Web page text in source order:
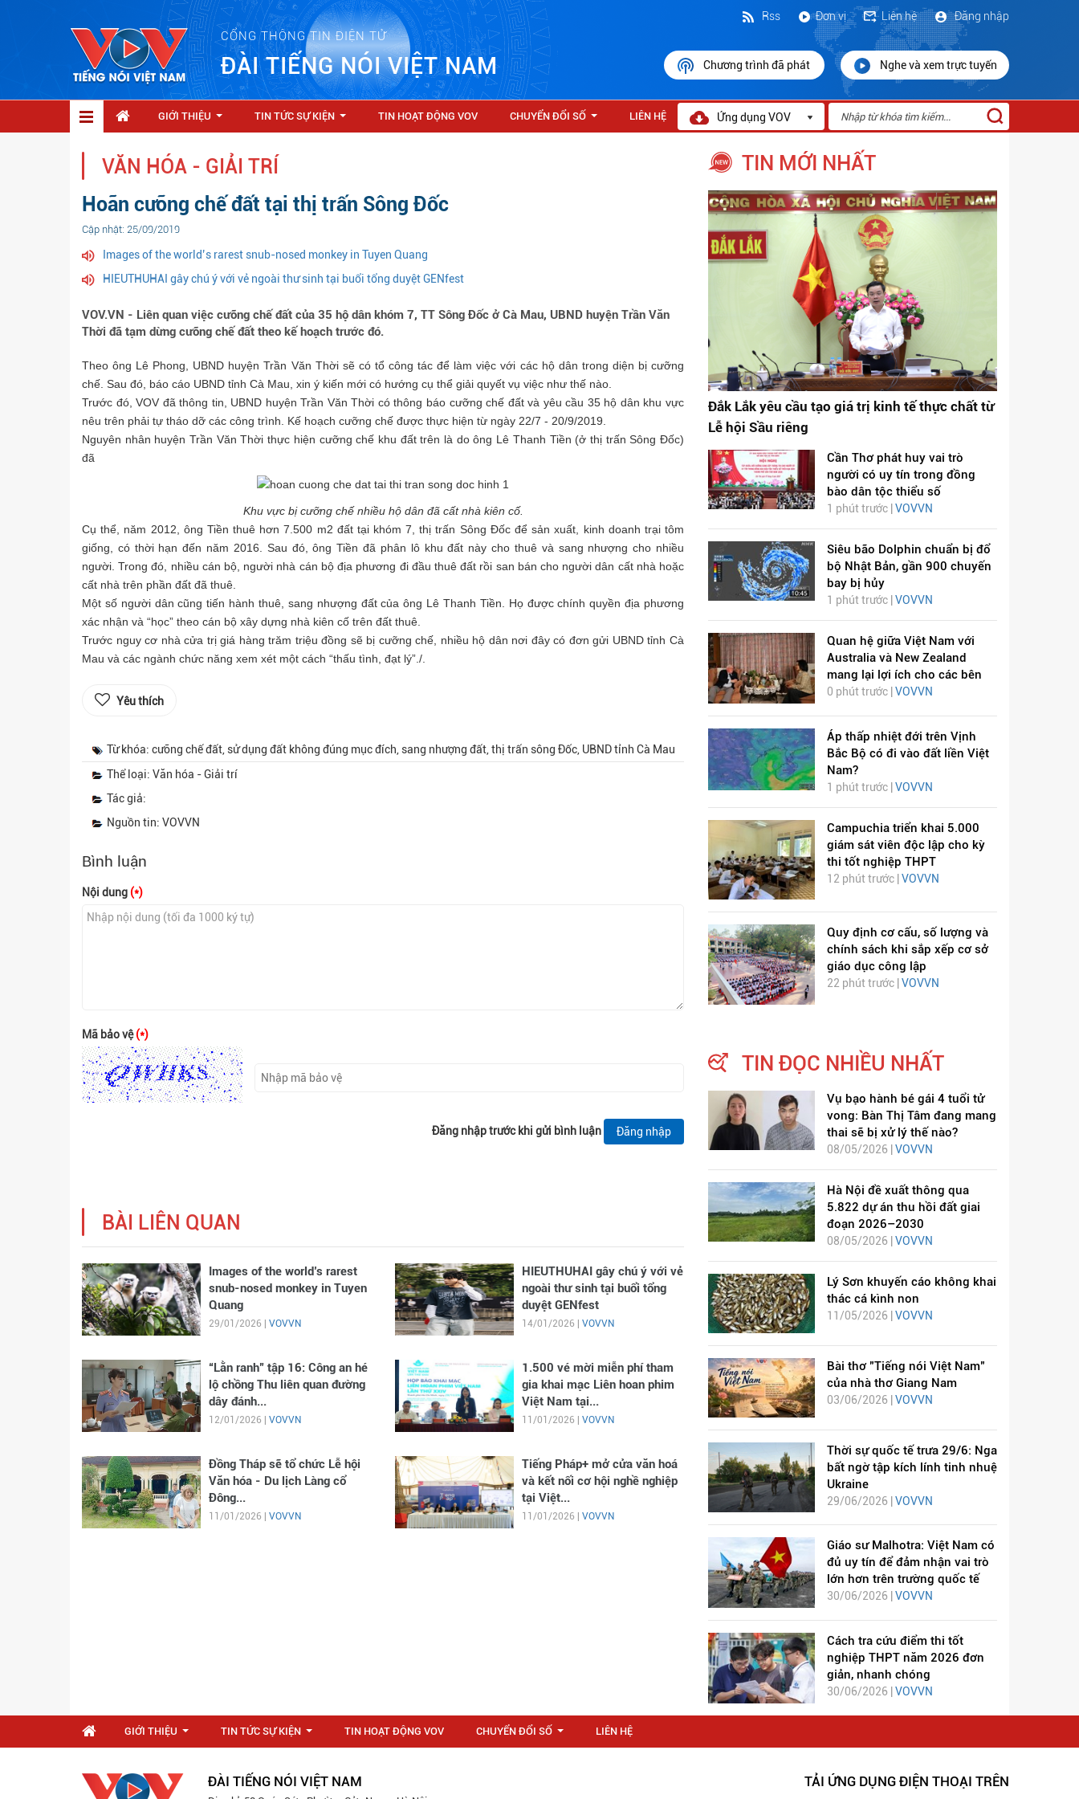
CỔNG THÔNG TIN ĐIỆN TỬ
ĐÀI TIẾNG NÓI VIỆT NAM
Đăng nhập
Liên hệ
Đơn vị
Rss
Chương trình đã phát Nghe và xem trực tuyến
GIỚI THIỆU TIN TỨC SỰ KIỆN TIN HOẠT ĐỘNG VOV CHUYỂN ĐỔI SỐ LIÊN HỆ Ứng dụng VOV
VĂN HÓA - GIẢI TRÍ
Hoãn cưỡng chế đất tại thị trấn Sông Đốc
Cập nhật: 25/09/2019
Images of the world’s rarest snub-nosed monkey in Tuyen Quang
HIEUTHUHAI gây chú ý với vẻ ngoài thư sinh tại buổi tổng duyệt GENfest
VOV.VN - Liên quan việc cưỡng chế đất của 35 hộ dân khóm 7, TT Sông Đốc ở Cà Mau, UBND huyện Trần Văn
Thời đã tạm dừng cưỡng chế đất theo kế hoạch trước đó.
Theo ông Lê Phong, UBND huyện Trần Văn Thời sẽ có tổ công tác để làm việc với các hộ dân trong diện bị cưỡng
chế. Sau đó, báo cáo UBND tỉnh Cà Mau, xin ý kiến mới có hướng cụ thể giải quyết vụ việc như thế nào.
Trước đó, VOV đã thông tin, UBND huyện Trần Văn Thời có thông báo cưỡng chế đất và yêu cầu 35 hộ dân khu vực
nêu trên phải tự tháo dỡ các công trình. Kế hoạch cưỡng chế được thực hiện từ ngày 22/7 - 20/9/2019.
Nguyên nhân huyện Trần Văn Thời thực hiện cưỡng chế khu đất trên là do ông Lê Thanh Tiền (ở thị trấn Sông Đốc)
đã
Khu vực bị cưỡng chế nhiều hộ dân đã cất nhà kiên cố.
Cụ thể, năm 2012, ông Tiền thuê hơn 7.500 m2 đất tại khóm 7, thị trấn Sông Đốc để sản xuất, kinh doanh trại tôm
giống, có thời hạn đến năm 2016. Sau đó, ông Tiền đã phân lô khu đất này cho thuê và sang nhượng cho nhiều
người. Trong đó, nhiều cán bộ, người nhà cán bộ địa phương đi đầu thuê đất rồi san bán cho người dân cất nhà hoặc
cất nhà trên phần đất đã thuê.
Một số người dân cũng tiến hành thuê, sang nhượng đất của ông Lê Thanh Tiền. Họ được chính quyền địa phương
xác nhận và “học” theo cán bộ xây dựng nhà kiên cố trên đất thuê.
Trước nguy cơ nhà cửa trị giá hàng trăm triệu đồng sẽ bị cưỡng chế, nhiều hộ dân nơi đây có đơn gửi UBND tỉnh Cà
Mau và các ngành chức năng xem xét một cách “thấu tình, đạt lý”./.
Yêu thích
Từ khóa: cưỡng chế đất, sử dụng đất không đúng mục đích, sang nhượng đất, thị trấn sông Đốc, UBND tỉnh Cà Mau
Thể loại: Văn hóa - Giải trí
Tác giả:
Nguồn tin: VOVVN
Bình luận
Nội dung (*)
Mã bảo vệ(*)
Đăng nhập trước khi gửi bình luận Đăng nhập
BÀI LIÊN QUAN
Images of the world’s rarest
snub-nosed monkey in Tuyen
Quang
29/01/2026 | VOVVN
HIEUTHUHAI gây chú ý với vẻ
ngoài thư sinh tại buổi tổng
duyệt GENfest
14/01/2026 | VOVVN
“Lằn ranh” tập 16: Công an hé
lộ chồng Thu liên quan đường
dây đánh...
12/01/2026 | VOVVN
1.500 vé mời miễn phí tham
gia khai mạc Liên hoan phim
Việt Nam tại...
11/01/2026 | VOVVN
Đồng Tháp sẽ tổ chức Lễ hội
Văn hóa - Du lịch Làng cổ
Đông...
11/01/2026 | VOVVN
Tiếng Pháp+ mở cửa văn hoá
và kết nối cơ hội nghề nghiệp
tại Việt...
11/01/2026 | VOVVN
TIN MỚI NHẤT
Đắk Lắk yêu cầu tạo giá trị kinh tế thực chất từ
Lễ hội Sầu riêng
Cần Thơ phát huy vai trò
người có uy tín trong đồng
bào dân tộc thiểu số
1 phút trước |VOVVN
Siêu bão Dolphin chuẩn bị đổ
bộ Nhật Bản, gần 900 chuyến
bay bị hủy
1 phút trước |VOVVN
Quan hệ giữa Việt Nam với
Australia và New Zealand
mang lại lợi ích cho các bên
0 phút trước |VOVVN
Áp thấp nhiệt đới trên Vịnh
Bắc Bộ có đi vào đất liền Việt
Nam?
1 phút trước | VOVVN
Campuchia triển khai 5.000
giám sát viên độc lập cho kỳ
thi tốt nghiệp THPT
12 phút trước | VOVVN
Quy định cơ cấu, số lượng và
chính sách khi sắp xếp cơ sở
giáo dục công lập
22 phút trước | VOVVN
TIN ĐỌC NHIỀU NHẤT
Vụ bạo hành bé gái 4 tuổi tử
vong: Bàn Thị Tâm đang mang
thai sẽ bị xử lý thế nào?
08/05/2026 |VOVVN
Hà Nội đề xuất thông qua
5.822 dự án thu hồi đất giai
đoạn 2026–2030
08/05/2026 |VOVVN
Lý Sơn khuyến cáo không khai
thác cá kình non
11/05/2026 |VOVVN
Bài thơ "Tiếng nói Việt Nam"
của nhà thơ Giang Nam
03/06/2026 | VOVVN
Thời sự quốc tế trưa 29/6: Nga
bất ngờ tập kích lính tinh nhuệ
Ukraine
29/06/2026 | VOVVN
Giáo sư Malhotra: Việt Nam có
đủ uy tín để đảm nhận vai trò
lớn hơn trên trường quốc tế
30/06/2026 |VOVVN
Cách tra cứu điểm thi tốt
nghiệp THPT năm 2026 đơn
giản, nhanh chóng
30/06/2026 | VOVVN
GIỚI THIỆU TIN TỨC SỰ KIỆN TIN HOẠT ĐỘNG VOV CHUYỂN ĐỔI SỐ LIÊN HỆ
ĐÀI TIẾNG NÓI VIỆT NAM TẢI ỨNG DỤNG ĐIỆN THOẠI TRÊN